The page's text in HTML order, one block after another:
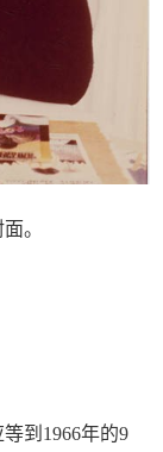
。
到1966年的9